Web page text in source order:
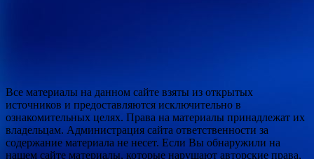
Все материалы на данном сайте взяты из открытых
источников и предоставляются исключительно в
ознакомительных целях. Права на материалы принадлежат их
владельцам. Администрация сайта ответственности за
содержание материала не несет. Если Вы обнаружили на
нашем сайте материалы, которые нарушают авторские права,